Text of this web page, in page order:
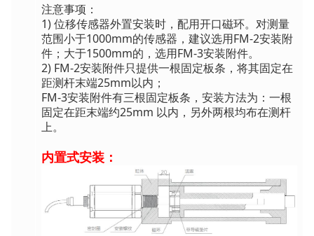
注意事项：
1) 位移传感器外置安装时，配用开口磁环。对测量
范围小于1000mm的传感器，建议选用FM-2安装附
件；大于1500mm的，选用FM-3安装附件。
2) FM-2安装附件只提供一根固定板条，将其固定在
距测杆末端25mm以内；
FM-3安装附件有三根固定板条，安装方法为：一根
固定在距末端约25mm 以内，另外两根均布在测杆
上。
内置式安装：